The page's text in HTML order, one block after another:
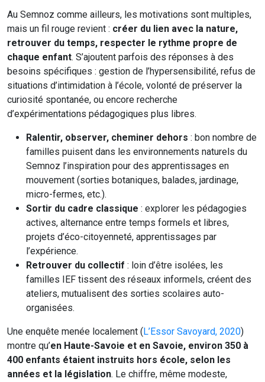
Au Semnoz comme ailleurs, les motivations sont multiples,
mais un fil rouge revient : créer du lien avec la nature,
retrouver du temps, respecter le rythme propre de
chaque enfant. S’ajoutent parfois des réponses à des
besoins spécifiques : gestion de l’hypersensibilité, refus de
situations d’intimidation à l’école, volonté de préserver la
curiosité spontanée, ou encore recherche
d’expérimentations pédagogiques plus libres.
Ralentir, observer, cheminer dehors : bon nombre de
familles puisent dans les environnements naturels du
Semnoz l’inspiration pour des apprentissages en
mouvement (sorties botaniques, balades, jardinage,
micro-fermes, etc.).
Sortir du cadre classique : explorer les pédagogies
actives, alternance entre temps formels et libres,
projets d’éco-citoyenneté, apprentissages par
l’expérience.
Retrouver du collectif : loin d’être isolées, les
familles IEF tissent des réseaux informels, créent des
ateliers, mutualisent des sorties scolaires auto-
organisées.
Une enquête menée localement (L’Essor Savoyard, 2020)
montre qu’en Haute-Savoie et en Savoie, environ 350 à
400 enfants étaient instruits hors école, selon les
années et la législation. Le chiffre, même modeste,